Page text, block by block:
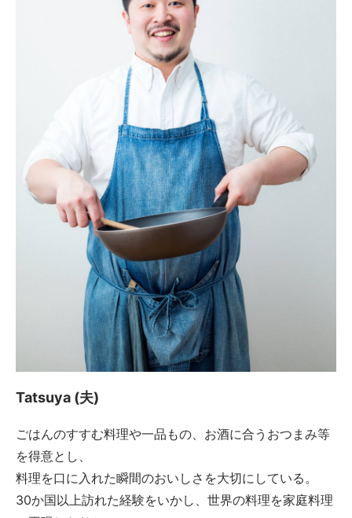
Tatsuya (夫)
ごはんのすすむ料理や一品もの、お酒に合うおつまみ等
を得意とし、
料理を口に入れた瞬間のおいしさを大切にしている。
30か国以上訪れた経験をいかし、世界の料理を家庭料理